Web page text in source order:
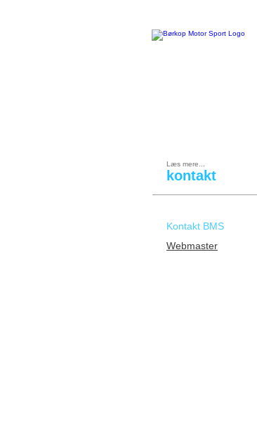
Læs mere...
kontakt
Kontakt BMS
Webmaster